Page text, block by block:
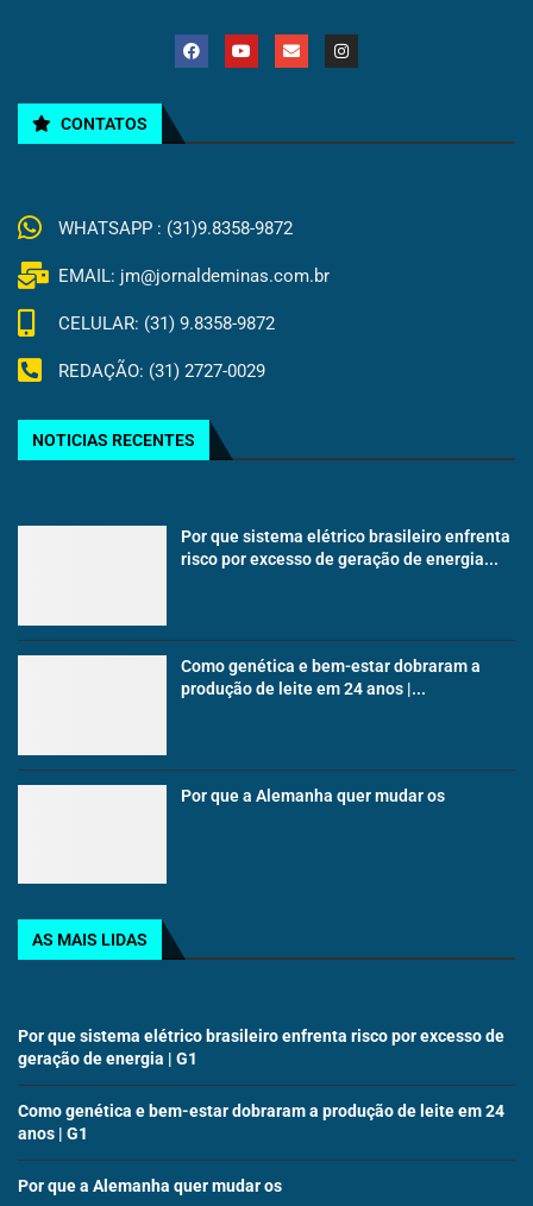
CONTATOS
WHATSAPP : (31)9.8358-9872
EMAIL: jm@jornaldeminas.com.br
CELULAR: (31) 9.8358-9872
REDAÇÃO: (31) 2727-0029
NOTICIAS RECENTES
Por que sistema elétrico brasileiro enfrenta
risco por excesso de geração de energia...
Como genética e bem-estar dobraram a
produção de leite em 24 anos |...
Por que a Alemanha quer mudar os
AS MAIS LIDAS
Por que sistema elétrico brasileiro enfrenta risco por excesso de
geração de energia | G1
Como genética e bem-estar dobraram a produção de leite em 24
anos | G1
Por que a Alemanha quer mudar os